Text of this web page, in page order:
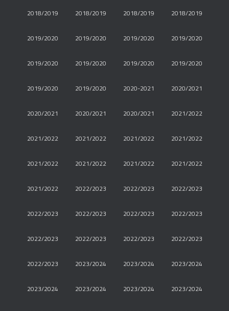
2018/2019 2018/2019 2018/2019 2018/2019
2019/2020 2019/2020 2019/2020 2019/2020
2019/2020 2019/2020 2019/2020 2019/2020
2019/2020 2019/2020 2020-2021 2020/2021
2020/2021 2020/2021 2020/2021 2021/2022
2021/2022 2021/2022 2021/2022 2021/2022
2021/2022 2021/2022 2021/2022 2021/2022
2021/2022 2022/2023 2022/2023 2022/2023
2022/2023 2022/2023 2022/2023 2022/2023
2022/2023 2022/2023 2022/2023 2022/2023
2022/2023 2023/2024 2023/2024 2023/2024
2023/2024 2023/2024 2023/2024 2023/2024